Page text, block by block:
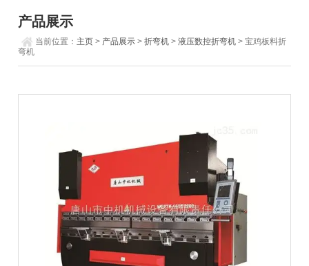
产品展示
当前位置： 主页 > 产品展示 >折弯机 >液压数控折弯机 > 宝鸡板料折
弯机